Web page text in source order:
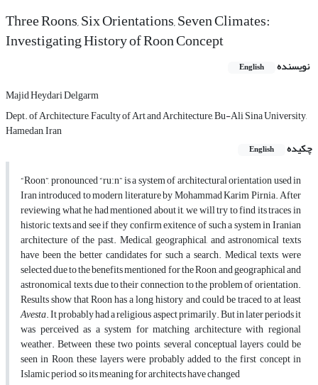
Three Roons, Six Orientations, Seven Climates:
Investigating History of Roon Concept
نویسنده English
Majid Heydari Delgarm
Dept. of Architecture, Faculty of Art and Architecture, Bu-Ali Sina University,
Hamedan, Iran
چکیده
English
“Roon”, pronounced “ruːn” is a system of architectural orientation used in
Iran introduced to modern literature by Mohammad Karim Pirnia. After
reviewing what he had mentioned about it, we will try to find its traces in
historic texts and see if they confirm exitence of such a system in Iranian
architecture of the past. Medical, geographical, and astronomical texts
have been the better candidates for such a search. Medical texts were
selected due to the benefits mentioned for the Roon, and geographical and
astronomical texts, due to their connection to the problem of orientation.
Results show that Roon has a long history and could be traced to at least
Avesta. It probably had a religious aspect primarily. But in later periods it
was perceived as a system for matching architecture with regional
weather. Between these two points, several conceptual layers could be
seen in Roon, these layers were probably added to the first concept in
Islamic period, so its meaning for architects have changed